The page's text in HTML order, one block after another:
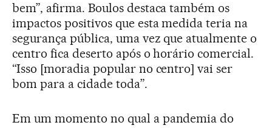
bem”, afirma. Boulos destaca também os
impactos positivos que esta medida teria na
segurança pública, uma vez que atualmente o
centro fica deserto após o horário comercial.
“Isso [moradia popular no centro] vai ser
bom para a cidade toda”.
Em um momento no qual a pandemia do